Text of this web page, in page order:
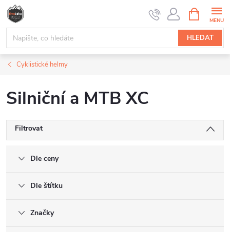
Přejít
obsah
HLEDAT
NÁKUPNÍ
KOŠÍK
Cyklistické helmy
Silniční a MTB XC
Filtrovat
Dle ceny
Dle štítku
Značky